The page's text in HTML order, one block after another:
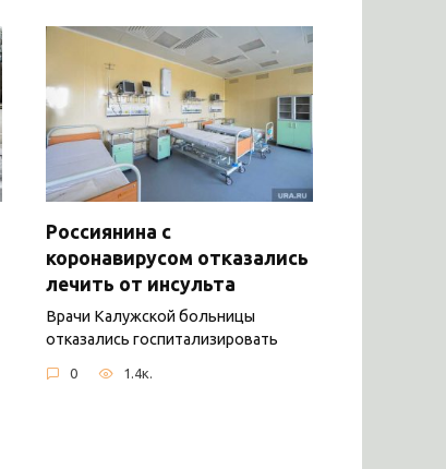
Россиянина с
коронавирусом отказались
лечить от инсульта
Врачи Калужской больницы
отказались госпитализировать
0 1.4к.